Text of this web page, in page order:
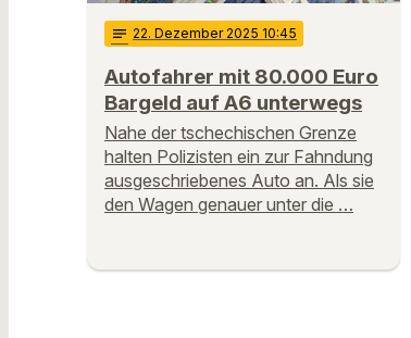
notes 22. Dezember 2025 10:45
Autofahrer mit 80.000 Euro
Bargeld auf A6 unterwegs
Nahe der tschechischen Grenze
halten Polizisten ein zur Fahndung
ausgeschriebenes Auto an. Als sie
den Wagen genauer unter die …